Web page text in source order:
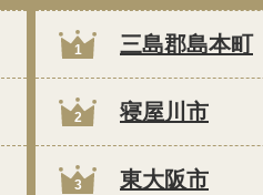
1 三島郡島本町
2 寝屋川市
3 東大阪市